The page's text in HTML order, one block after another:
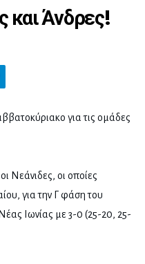
και Άνδρες!
για τις ομάδες
Νεάνιδες, οι οποίες
για την Γ φάση του
Ιωνίας με 3-0 (25-20, 25-